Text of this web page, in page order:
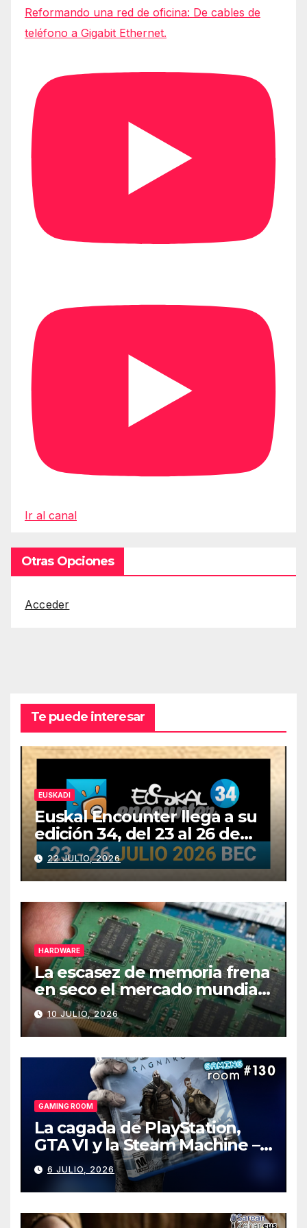
Reformando una red de oficina: De cables de
teléfono a Gigabit Ethernet.
Ir al canal
Otras Opciones
Acceder
Te puede interesar
EUSKADI
Euskal Encounter llega a su
edición 34, del 23 al 26 de
julio
22 JULIO, 2026
HARDWARE
La escasez de memoria frena
en seco el mercado mundial
de PCs
10 JULIO, 2026
GAMING ROOM
La cagada de PlayStation,
GTA VI y la Steam Machine –
Gaming Room #130
6 JULIO, 2026